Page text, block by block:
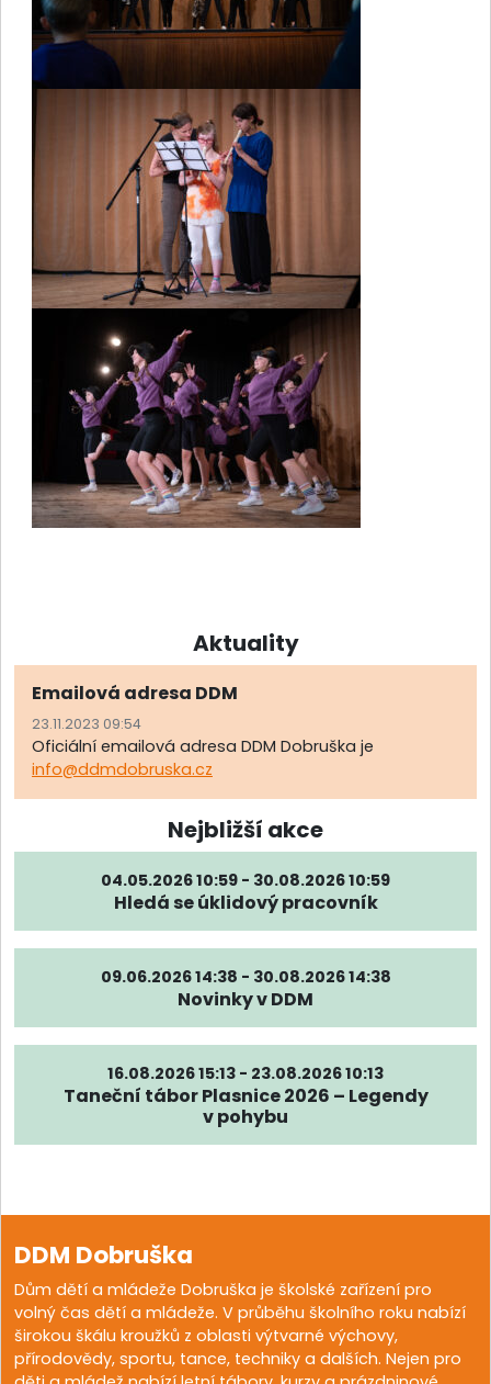
Aktuality
Emailová adresa DDM
23.11.2023 09:54
Oficiální emailová adresa DDM Dobruška je
info@ddmdobruska.cz
Nejbližší akce
04.05.2026 10:59 - 30.08.2026 10:59
Hledá se úklidový pracovník
09.06.2026 14:38 - 30.08.2026 14:38
Novinky v DDM
16.08.2026 15:13 - 23.08.2026 10:13
Taneční tábor Plasnice 2026 – Legendy
v pohybu
DDM Dobruška
Dům dětí a mládeže Dobruška je školské zařízení pro
volný čas dětí a mládeže. V průběhu školního roku nabízí
širokou škálu kroužků z oblasti výtvarné výchovy,
přírodovědy, sportu, tance, techniky a dalších. Nejen pro